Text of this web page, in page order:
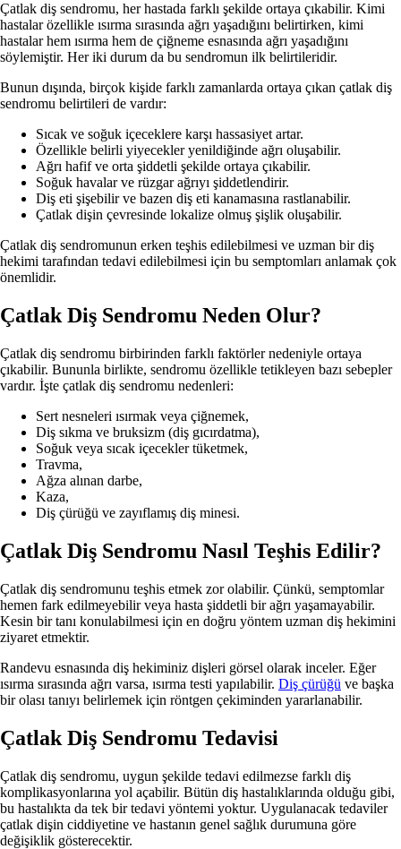
Çatlak diş sendromu, her hastada farklı şekilde ortaya çıkabilir. Kimi
hastalar özellikle ısırma sırasında ağrı yaşadığını belirtirken, kimi
hastalar hem ısırma hem de çiğneme esnasında ağrı yaşadığını
söylemiştir. Her iki durum da bu sendromun ilk belirtileridir.
Bunun dışında, birçok kişide farklı zamanlarda ortaya çıkan çatlak diş
sendromu belirtileri de vardır:
Sıcak ve soğuk içeceklere karşı hassasiyet artar.
Özellikle belirli yiyecekler yenildiğinde ağrı oluşabilir.
Ağrı hafif ve orta şiddetli şekilde ortaya çıkabilir.
Soğuk havalar ve rüzgar ağrıyı şiddetlendirir.
Diş eti şişebilir ve bazen diş eti kanamasına rastlanabilir.
Çatlak dişin çevresinde lokalize olmuş şişlik oluşabilir.
Çatlak diş sendromunun erken teşhis edilebilmesi ve uzman bir diş
hekimi tarafından tedavi edilebilmesi için bu semptomları anlamak çok
önemlidir.
Çatlak Diş Sendromu Neden Olur?
Çatlak diş sendromu birbirinden farklı faktörler nedeniyle ortaya
çıkabilir. Bununla birlikte, sendromu özellikle tetikleyen bazı sebepler
vardır. İşte çatlak diş sendromu nedenleri:
Sert nesneleri ısırmak veya çiğnemek,
Diş sıkma ve bruksizm (diş gıcırdatma),
Soğuk veya sıcak içecekler tüketmek,
Travma,
Ağza alınan darbe,
Kaza,
Diş çürüğü ve zayıflamış diş minesi.
Çatlak Diş Sendromu Nasıl Teşhis Edilir?
Çatlak diş sendromunu teşhis etmek zor olabilir. Çünkü, semptomlar
hemen fark edilmeyebilir veya hasta şiddetli bir ağrı yaşamayabilir.
Kesin bir tanı konulabilmesi için en doğru yöntem uzman diş hekimini
ziyaret etmektir.
Randevu esnasında diş hekiminiz dişleri görsel olarak inceler. Eğer
ısırma sırasında ağrı varsa, ısırma testi yapılabilir. Diş çürüğü ve başka
bir olası tanıyı belirlemek için röntgen çekiminden yararlanabilir.
Çatlak Diş Sendromu Tedavisi
Çatlak diş sendromu, uygun şekilde tedavi edilmezse farklı diş
komplikasyonlarına yol açabilir. Bütün diş hastalıklarında olduğu gibi,
bu hastalıkta da tek bir tedavi yöntemi yoktur. Uygulanacak tedaviler
çatlak dişin ciddiyetine ve hastanın genel sağlık durumuna göre
değişiklik gösterecektir.